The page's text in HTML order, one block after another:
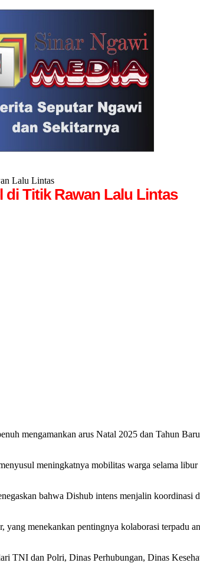
Lalu Lintas
di Titik Rawan Lalu Lintas
mengamankan arus Natal 2025 dan Tahun
meningkatnya mobilitas warga selama
bahwa Dishub intens menjalin koordinasi
menekankan pentingnya kolaborasi terpadu
TNI dan Polri, Dinas Perhubungan, Dinas